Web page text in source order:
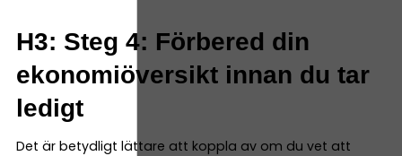
H3: Steg 4: Förbered din
ekonomiöversikt innan du tar
ledigt
Det är betydligt lättare att koppla av om du vet att